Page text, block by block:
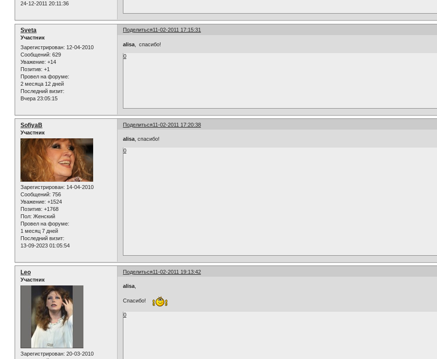
24-12-2011 20:11:36
Поделиться11-02-2011 17:15:31
Sveta
Участник
Зарегистрирован: 12-04-2010
Сообщений: 629
Уважение: +14
Позитив: +1
Провел на форуме:
2 месяца 12 дней
Последний визит:
Вчера 23:05:15
alisa , спасибо!
0
Поделиться11-02-2011 17:20:38
SofiyaB
Участник
Зарегистрирован: 14-04-2010
Сообщений: 756
Уважение: +1524
Позитив: +1768
Пол: Женский
Провел на форуме:
1 месяц 7 дней
Последний визит:
13-09-2023 01:05:54
alisa , спасибо!
0
Поделиться11-02-2011 19:13:42
Leo
Участник
Зарегистрирован: 20-03-2010
alisa
Спасибо!
0